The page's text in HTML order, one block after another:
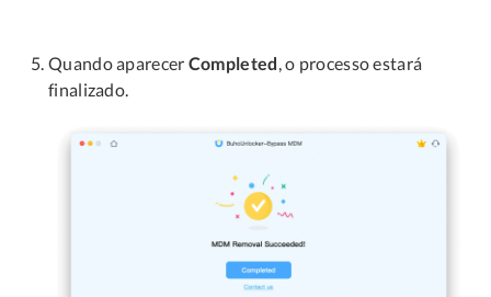
Quando aparecer Completed, o processo estará
finalizado.